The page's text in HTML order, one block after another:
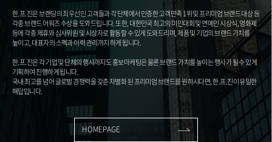
한.프.진은 브랜딩의 최우선인 고객들과 각 단체에서 인증한 고객만족 1위 및 프리미엄 브랜드 대상 등
각종 브랜드 어워즈 수상을 도와드립니다. 또한, 대한민국 최고의 미인대회 및 연예인 시상식, 영화제
등에 각종 제휴와 심사위원 및 시상자로 활동할 수 있게 도와드리며, 제품 및 기업의 브랜드 가치를
높이고, 대표자의 스펙과 이력 관리까지 하게 됩니다.
한.프.진은 각 기업 및 단체의 행사까지도 홍보마케팅은 물론 브랜드 가치를 높이는 행사가 될 수 있게
기획하여 진행하게 됩니다.
국내 최고를 넘어 글로벌 경쟁력을 갖춘 차별화 된 프리미엄 브랜드를 원하시다면, 한.프.진이 유일한
해답입니다.
HOMEPAGE